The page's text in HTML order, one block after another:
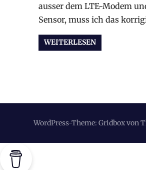
ausser dem LTE-Modem
Sensor, muss ich das
WEITERLESEN
WordPress-Theme: Gridbox von